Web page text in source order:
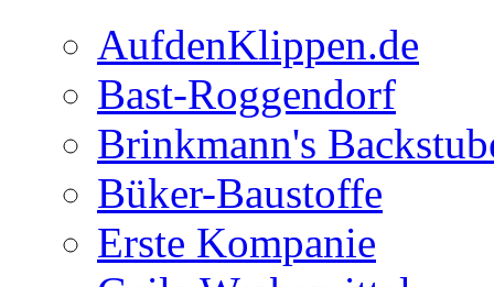
AufdenKlippen.de
Bast-Roggendorf
Brinkmann's
Büker-Baustoffe
Erste Kompanie